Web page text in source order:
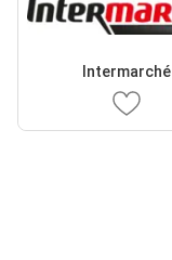
Intermarché